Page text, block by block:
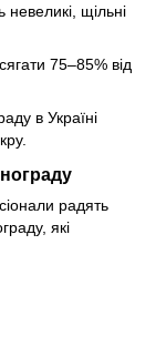
невеликі, щільні
75–85% від
в Україні
радять
які